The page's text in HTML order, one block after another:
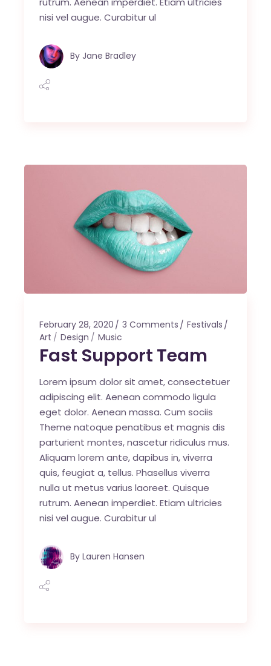
nisi vel augue. Curabitur ul
By Jane Bradley
February 28, 2020 3 Comments
Festivals
Art
Design Music
Fast Support Team
Lorem ipsum dolor sit amet, consectetuer
adipiscing elit. Aenean commodo ligula
eget dolor. Aenean massa. Cum sociis
Theme natoque penatibus et magnis dis
parturient montes, nascetur ridiculus mus.
Aliquam lorem ante, dapibus in, viverra
quis, feugiat a, tellus. Phasellus viverra
nulla ut metus varius laoreet. Quisque
rutrum. Aenean imperdiet. Etiam ultricies
nisi vel augue. Curabitur ul
By Lauren Hansen